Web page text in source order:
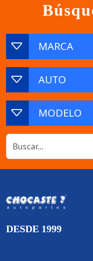
DESDE 1999